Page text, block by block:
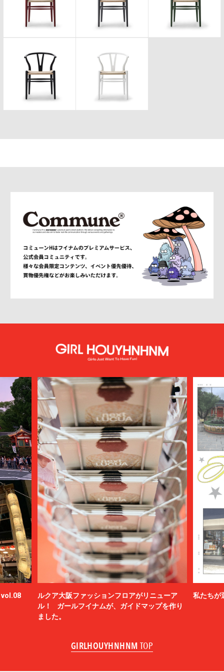
vol.08
ルクア大阪ファッションフロアがリニューア
ル！ ガールフイナムが、ガイドマップを作り
ました。
私たちが
GIRLHOUYHNHNM TOP